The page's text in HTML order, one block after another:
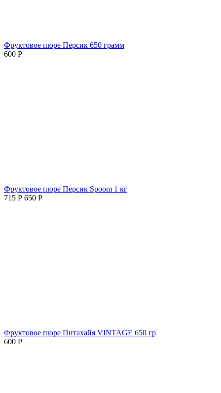
Фруктовое пюре Персик 650 грамм
600 Р
Фруктовое пюре Персик Spoom 1 кг
715 Р 650 Р
Фруктовое пюре Питахайя VINTAGE 650 гр
600 Р